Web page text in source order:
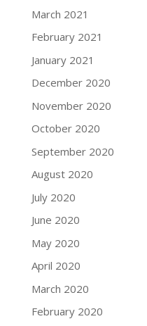
March 2021
February 2021
January 2021
December 2020
November 2020
October 2020
September 2020
August 2020
July 2020
June 2020
May 2020
April 2020
March 2020
February 2020